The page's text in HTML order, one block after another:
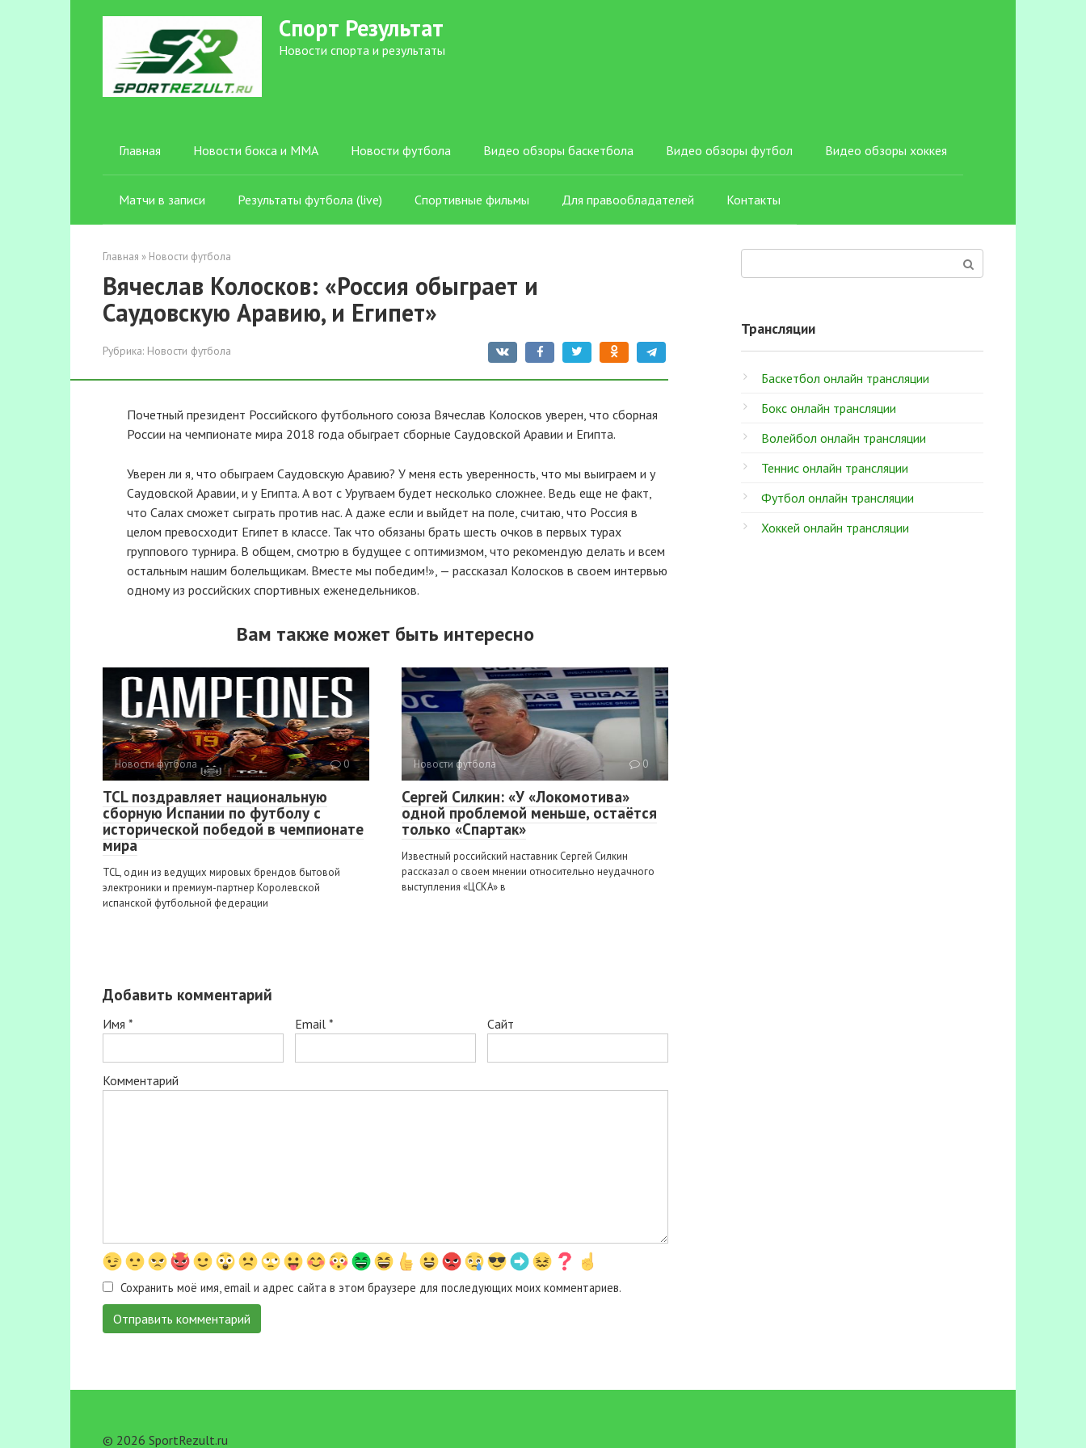
Спорт Результат
Новости спорта и результаты
Главная Новости бокса и ММА Новости футбола Видео обзоры баскетбола Видео обзоры футбол Видео обзоры хоккея
Матчи в записи Результаты футбола (live) Спортивные фильмы Для правообладателей Контакты
Главная » Новости футбола
Вячеслав Колосков: «Россия обыграет и
Саудовскую Аравию, и Египет»
Рубрика: Новости футбола
Почетный президент Российского футбольного союза Вячеслав Колосков уверен, что сборная
России на чемпионате мира 2018 года обыграет сборные Саудовской Аравии и Египта.
Уверен ли я, что обыграем Саудовскую Аравию? У меня есть уверенность, что мы выиграем и у
Саудовской Аравии, и у Египта. А вот с Уругваем будет несколько сложнее. Ведь еще не факт,
что Салах сможет сыграть против нас. А даже если и выйдет на поле, считаю, что Россия в
целом превосходит Египет в классе. Так что обязаны брать шесть очков в первых турах
группового турнира. В общем, смотрю в будущее с оптимизмом, что рекомендую делать и всем
остальным нашим болельщикам. Вместе мы победим!», — рассказал Колосков в своем интервью
одному из российских спортивных еженедельников.
Вам также может быть интересно
Новости футбола 0
TCL поздравляет национальную
сборную Испании по футболу с
исторической победой в чемпионате
мира
TCL, один из ведущих мировых брендов бытовой
электроники и премиум-партнер Королевской
испанской футбольной федерации
Новости футбола 0
Сергей Силкин: «У «Локомотива»
одной проблемой меньше, остаётся
только «Спартак»
Известный российский наставник Сергей Силкин
рассказал о своем мнении относительно неудачного
выступления «ЦСКА» в
Добавить комментарий
Имя * Email * Сайт
Комментарий
Сохранить моё имя, email и адрес сайта в этом браузере для последующих моих комментариев.
Трансляции
Баскетбол онлайн трансляции
Бокс онлайн трансляции
Волейбол онлайн трансляции
Теннис онлайн трансляции
Футбол онлайн трансляции
Хоккей онлайн трансляции
© 2026 SportRezult.ru